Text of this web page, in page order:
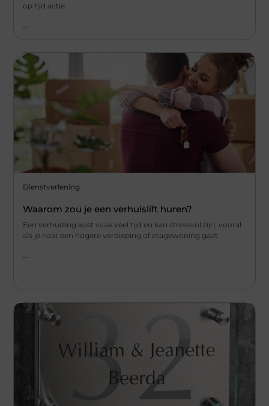
op tijd actie
...
Dienstverlening
Waarom zou je een verhuislift huren?
Een verhuizing kost vaak veel tijd en kan stressvol zijn, vooral
als je naar een hogere verdieping of etagewoning gaat